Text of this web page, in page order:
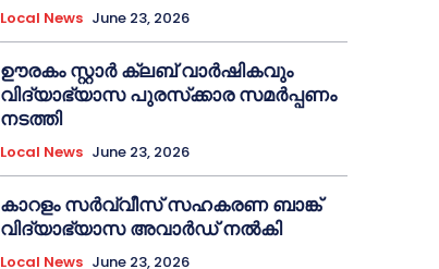
Local News June 23, 2026
ഊരകം സ്റ്റാർ ക്ലബ് വാർഷികവും
വിദ്യാഭ്യാസ പുരസ്‌ക്കാര സമർപ്പണം
നടത്തി
Local News June 23, 2026
കാറളം സർവ്വീസ് സഹകരണ ബാങ്ക്
വിദ്യാഭ്യാസ അവാർഡ് നൽകി
Local News June 23, 2026